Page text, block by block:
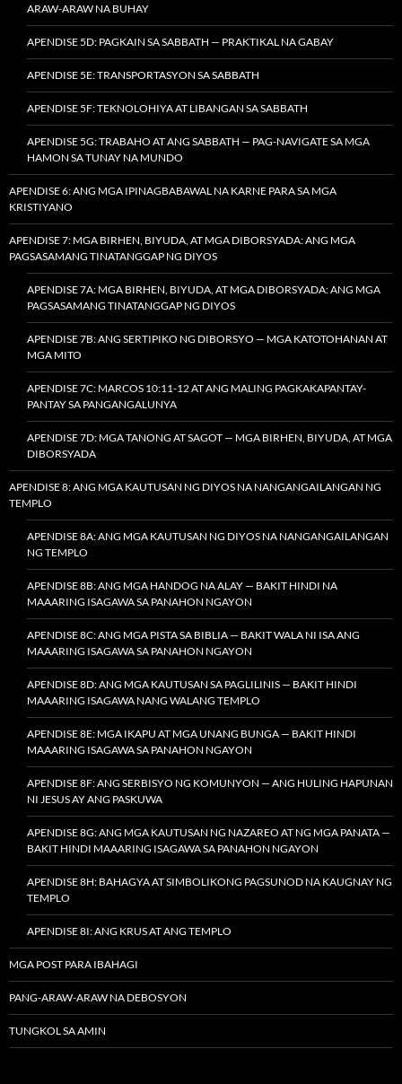
ARAW-ARAW NA BUHAY
APENDISE 5D: PAGKAIN SA SABBATH — PRAKTIKAL NA GABAY
APENDISE 5E: TRANSPORTASYON SA SABBATH
APENDISE 5F: TEKNOLOHIYA AT LIBANGAN SA SABBATH
APENDISE 5G: TRABAHO AT ANG SABBATH — PAG-NAVIGATE SA MGA
HAMON SA TUNAY NA MUNDO
APENDISE 6: ANG MGA IPINAGBABAWAL NA KARNE PARA SA MGA
KRISTIYANO
APENDISE 7: MGA BIRHEN, BIYUDA, AT MGA DIBORSYADA: ANG MGA
PAGSASAMANG TINATANGGAP NG DIYOS
APENDISE 7A: MGA BIRHEN, BIYUDA, AT MGA DIBORSYADA: ANG MGA
PAGSASAMANG TINATANGGAP NG DIYOS
APENDISE 7B: ANG SERTIPIKO NG DIBORSYO — MGA KATOTOHANAN AT
MGA MITO
APENDISE 7C: MARCOS 10:11-12 AT ANG MALING PAGKAKAPANTAY-
PANTAY SA PANGANGALUNYA
APENDISE 7D: MGA TANONG AT SAGOT — MGA BIRHEN, BIYUDA, AT MGA
DIBORSYADA
APENDISE 8: ANG MGA KAUTUSAN NG DIYOS NA NANGANGAILANGAN NG
TEMPLO
APENDISE 8A: ANG MGA KAUTUSAN NG DIYOS NA NANGANGAILANGAN
NG TEMPLO
APENDISE 8B: ANG MGA HANDOG NA ALAY — BAKIT HINDI NA
MAAARING ISAGAWA SA PANAHON NGAYON
APENDISE 8C: ANG MGA PISTA SA BIBLIA — BAKIT WALA NI ISA ANG
MAAARING ISAGAWA SA PANAHON NGAYON
APENDISE 8D: ANG MGA KAUTUSAN SA PAGLILINIS — BAKIT HINDI
MAAARING ISAGAWA NANG WALANG TEMPLO
APENDISE 8E: MGA IKAPU AT MGA UNANG BUNGA — BAKIT HINDI
MAAARING ISAGAWA SA PANAHON NGAYON
APENDISE 8F: ANG SERBISYO NG KOMUNYON — ANG HULING HAPUNAN
NI JESUS AY ANG PASKUWA
APENDISE 8G: ANG MGA KAUTUSAN NG NAZAREO AT NG MGA PANATA —
BAKIT HINDI MAAARING ISAGAWA SA PANAHON NGAYON
APENDISE 8H: BAHAGYA AT SIMBOLIKONG PAGSUNOD NA KAUGNAY NG
TEMPLO
APENDISE 8I: ANG KRUS AT ANG TEMPLO
MGA POST PARA IBAHAGI
PANG-ARAW-ARAW NA DEBOSYON
TUNGKOL SA AMIN